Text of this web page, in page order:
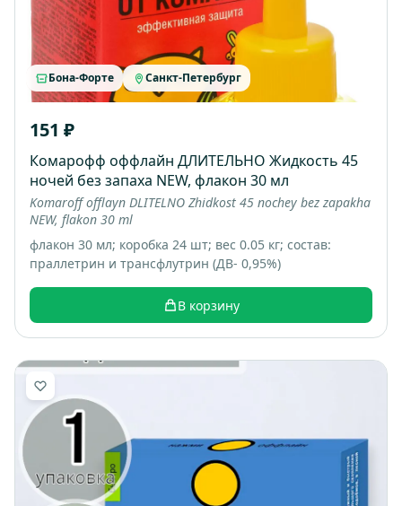
Бона-Форте Санкт-Петербург
151 ₽
Комарофф оффлайн ДЛИТЕЛЬНО Жидкость 45
ночей без запаха NEW, флакон 30 мл
Komaroff offlayn DLITELNO Zhidkost 45 nochey bez zapakha
NEW, flakon 30 ml
флакон 30 мл; коробка 24 шт; вес 0.05 кг; состав:
праллетрин и трансфлутрин (ДВ- 0,95%)
В корзину